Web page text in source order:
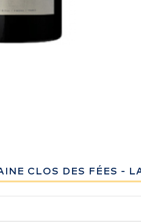
CLOS DES FÉES -